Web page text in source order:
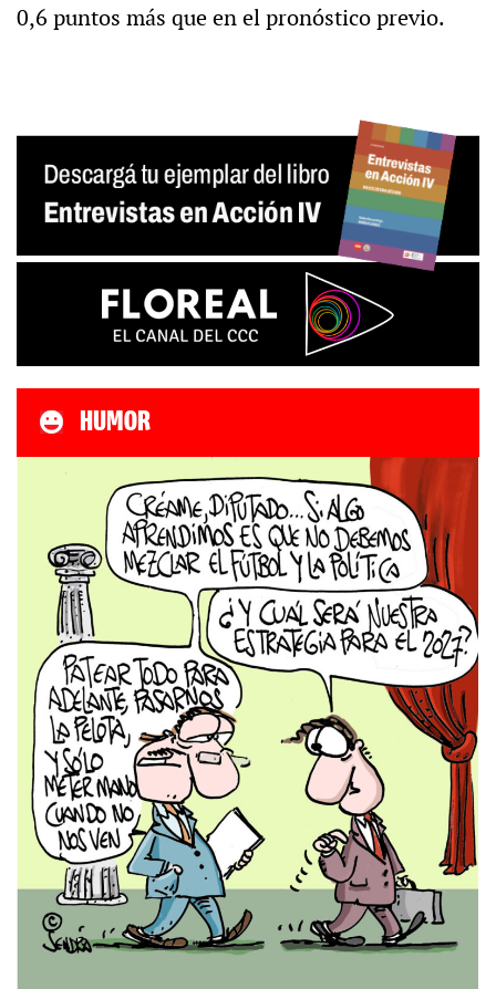
0,6 puntos más que en el pronóstico previo.
HUMOR